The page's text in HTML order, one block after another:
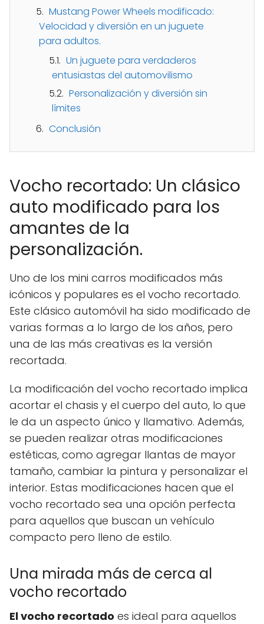
Mustang Power Wheels modificado:
Velocidad y diversión en un juguete
para adultos.
Un juguete para verdaderos
entusiastas del automovilismo
Personalización y diversión sin
límites
Conclusión
Vocho recortado: Un clásico
auto modificado para los
amantes de la
personalización.
Uno de los mini carros modificados más
icónicos y populares es el vocho recortado.
Este clásico automóvil ha sido modificado de
varias formas a lo largo de los años, pero
una de las más creativas es la versión
recortada.
La modificación del vocho recortado implica
acortar el chasis y el cuerpo del auto, lo que
le da un aspecto único y llamativo. Además,
se pueden realizar otras modificaciones
estéticas, como agregar llantas de mayor
tamaño, cambiar la pintura y personalizar el
interior. Estas modificaciones hacen que el
vocho recortado sea una opción perfecta
para aquellos que buscan un vehículo
compacto pero lleno de estilo.
Una mirada más de cerca al
vocho recortado
El vocho recortado es ideal para aquellos